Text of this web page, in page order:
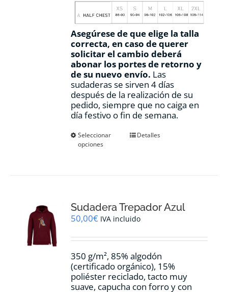
Asegúrese de que elige la talla
correcta, en caso de querer
solicitar el cambio deberá
abonar los portes de retorno y
de su nuevo envío. Las
sudaderas se sirven 4 días
después de la realización de su
pedido, siempre que no caiga en
día festivo o fin de semana.
Seleccionar
opciones
Este
se
pueden
en
página
de
producto
Detalles
Sudadera Trepador Azul
50,00€ IVA incluido
350 g/m², 85% algodón
(certificado orgánico), 15%
poliéster reciclado, tacto muy
suave, capucha con forro y con